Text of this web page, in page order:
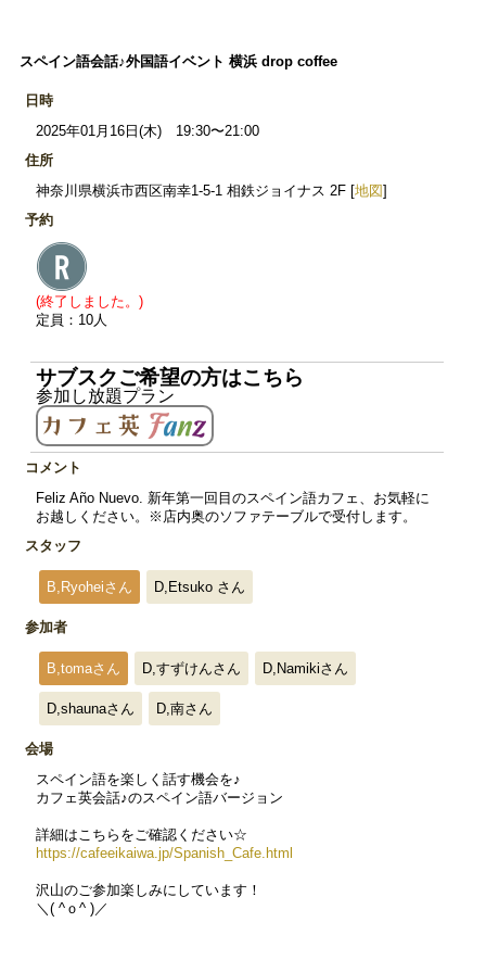
スペイン語会話♪外国語イベント 横浜 drop coffee
日時
2025年01月16日(木) 19:30〜21:00
住所
神奈川県横浜市西区南幸1-5-1 相鉄ジョイナス 2F [地図]
予約
(終了しました。)
定員：10人
サブスクご希望の方はこちら
参加し放題プラン
コメント
Feliz Año Nuevo. 新年第一回目のスペイン語カフェ、お気軽に
お越しください。※店内奥のソファテーブルで受付します。
スタッフ
B,Ryoheiさん D,Etsuko さん
参加者
B,tomaさん D,すずけんさん D,Namikiさん
D,shaunaさん D,南さん
会場
スペイン語を楽しく話す機会を♪
カフェ英会話♪のスペイン語バージョン
詳細はこちらをご確認ください☆
https://cafeeikaiwa.jp/Spanish_Cafe.html
沢山のご参加楽しみにしています！
＼( ^ｏ^ )／